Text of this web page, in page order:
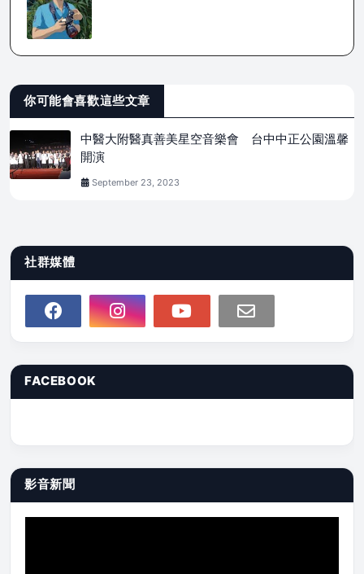
你可能會喜歡這些文章
中醫大附醫真善美星空音樂會 台中中正公園溫馨
開演
September 23, 2023
社群媒體
FACEBOOK
影音新聞